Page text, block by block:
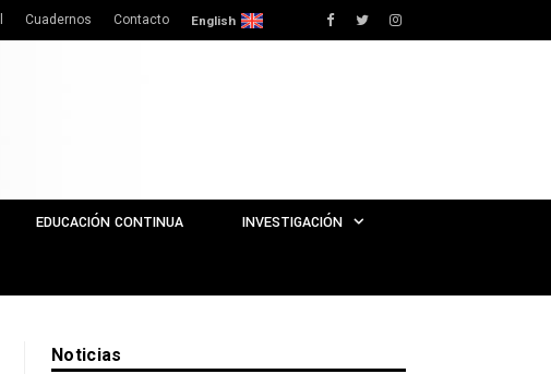
Cuadernos Contacto English Facebook
TwitterInstagram
EDUCACIÓN CONTINUA INVESTIGACIÓN
Noticias